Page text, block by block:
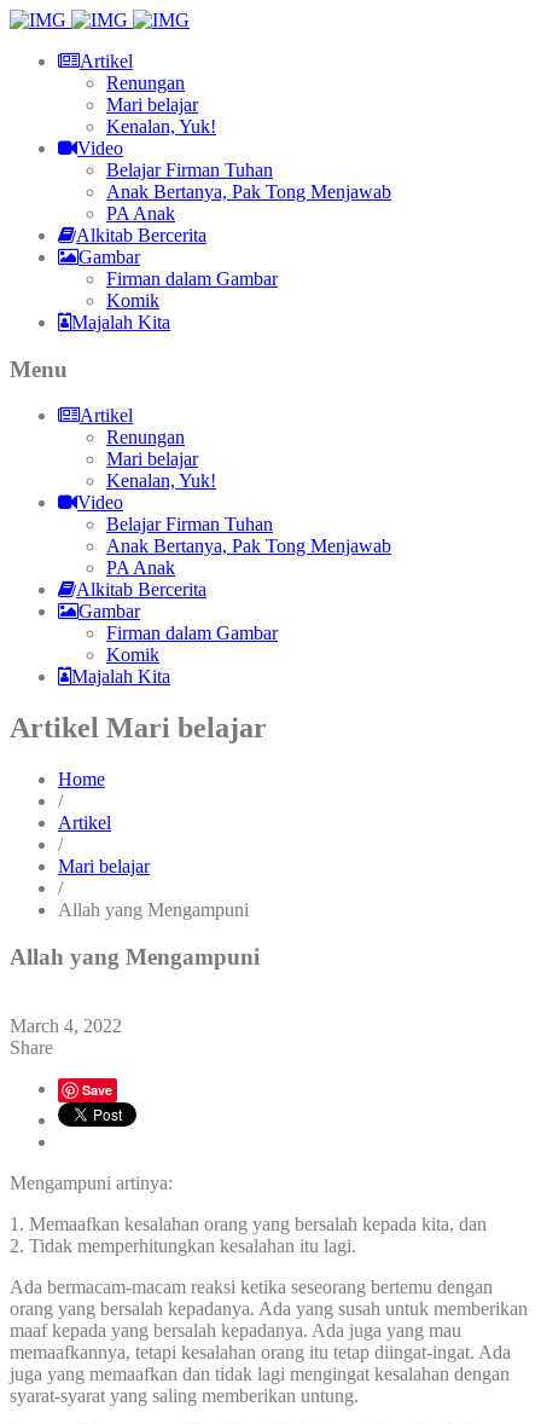
Artikel
Renungan
Mari belajar
Kenalan, Yuk!
Video
Belajar Firman Tuhan
Anak Bertanya, Pak Tong Menjawab
PA Anak
Alkitab Bercerita
Gambar
Firman dalam Gambar
Komik
Majalah Kita
Menu
Artikel
Renungan
Mari belajar
Kenalan, Yuk!
Video
Belajar Firman Tuhan
Anak Bertanya, Pak Tong Menjawab
PA Anak
Alkitab Bercerita
Gambar
Firman dalam Gambar
Komik
Majalah Kita
Artikel Mari belajar
Home
/
Artikel
/
Mari belajar
/
Allah yang Mengampuni
Allah yang Mengampuni
March 4, 2022
Share
Save
Mengampuni artinya:
1. Memaafkan kesalahan orang yang bersalah kepada kita, dan
2. Tidak memperhitungkan kesalahan itu lagi.
Ada bermacam-macam reaksi ketika seseorang bertemu dengan
orang yang bersalah kepadanya. Ada yang susah untuk memberikan
maaf kepada yang bersalah kepadanya. Ada juga yang mau
memaafkannya, tetapi kesalahan orang itu tetap diingat-ingat. Ada
juga yang memaafkan dan tidak lagi mengingat kesalahan dengan
syarat-syarat yang saling memberikan untung.